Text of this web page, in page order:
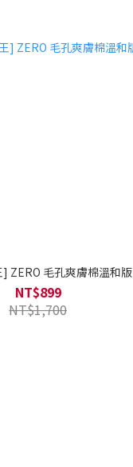
ZERO 毛孔爽膚棉溫和版
NT$899
NT$1,700